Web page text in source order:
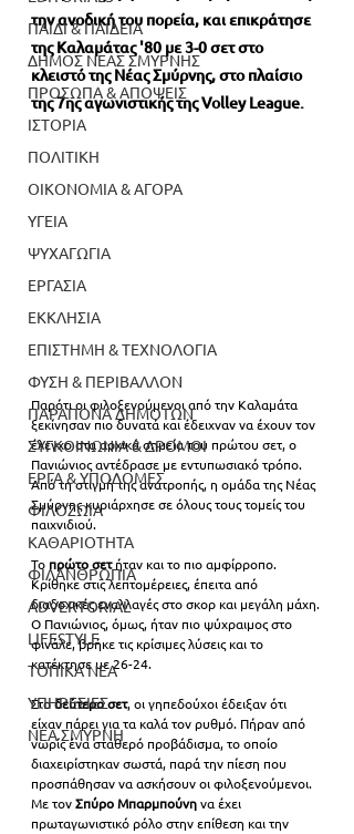
ΠΑΙΔΙ & ΠΑΙΔΕΙΑ
ΔΗΜΟΣ ΝΕΑΣ ΣΜΥΡΝΗΣ
ΠΡΟΣΩΠΑ & ΑΠΟΨΕΙΣ
ΙΣΤΟΡΙΑ
ΠΟΛΙΤΙΚΗ
ΟΙΚΟΝΟΜΙΑ & ΑΓΟΡΑ
ΥΓΕΙΑ
ΨΥΧΑΓΩΓΙΑ
ΕΡΓΑΣΙΑ
ΕΚΚΛΗΣΙΑ
ΕΠΙΣΤΗΜΗ & ΤΕΧΝΟΛΟΓΙΑ
ΦΥΣΗ & ΠΕΡΙΒΑΛΛΟΝ
ΠΑΡΑΠΟΝΑ ΔΗΜΟΤΩΝ
ΣΥΓΚΟΙΝΩΝΙΑ & ΔΡΟΜΟΙ
ΕΡΓΑ & ΥΠΟΔΟΜΕΣ
ΦΙΛΟΖΩΙΑ
ΚΑΘΑΡΙΟΤΗΤΑ
ΦΙΛΑΝΘΡΩΠΙΑ
ADVERTORIAL
LIFESTYLE
ΤΟΠΙΚΑ ΝΕΑ
ΥΠΗΡΕΣΙΕΣ
ΝΕΑ ΣΜΥΡΝΗ
την ανοδική του πορεία, και επικράτησε
της Καλαμάτας '80 με 3-0 σετ στο
κλειστό της Νέας Σμύρνης, στο πλαίσιο
της 7ης αγωνιστικής της Volley League.
Παρότι οι φιλοξενούμενοι από την Καλαμάτα
ξεκίνησαν πιο δυνατά και έδειχναν να έχουν τον
έλεγχο στα αρχικά σημεία του πρώτου σετ, ο
Πανιώνιος αντέδρασε με εντυπωσιακό τρόπο.
Από τη στιγμή της ανατροπής, η ομάδα της Νέας
Σμύρνης κυριάρχησε σε όλους τους τομείς του
παιχνιδιού.
Το πρώτο σετ ήταν και το πιο αμφίρροπο.
Κρίθηκε στις λεπτομέρειες, έπειτα από
διαδοχικές εναλλαγές στο σκορ και μεγάλη μάχη.
Ο Πανιώνιος, όμως, ήταν πιο ψύχραιμος στο
φινάλε, βρήκε τις κρίσιμες λύσεις και το
κατέκτησε με 26-24.
Στο δεύτερο σετ, οι γηπεδούχοι έδειξαν ότι
είχαν πάρει για τα καλά τον ρυθμό. Πήραν από
νωρίς ένα σταθερό προβάδισμα, το οποίο
διαχειρίστηκαν σωστά, παρά την πίεση που
προσπάθησαν να ασκήσουν οι φιλοξενούμενοι.
Με τον Σπύρο Μπαρμπούνη να έχει
πρωταγωνιστικό ρόλο στην επίθεση και την